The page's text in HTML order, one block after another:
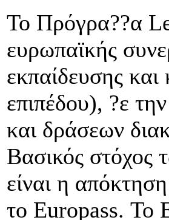
Το Πρόγρα??α
ευρωπαϊκής
εκπαίδευσης και
επιπέδου), ?ε
και δράσεων
Βασικός στόχος
είναι η
το Europass. Το